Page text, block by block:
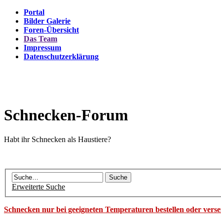
Portal
Bilder Galerie
Foren-Übersicht
Das Team
Impressum
Datenschutzerklärung
Schnecken-Forum
Habt ihr Schnecken als Haustiere?
Erweiterte Suche
Schnecken nur bei geeigneten Temperaturen bestellen oder